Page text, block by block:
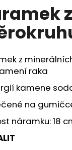
z
raka
kamene
na
náramku: 18